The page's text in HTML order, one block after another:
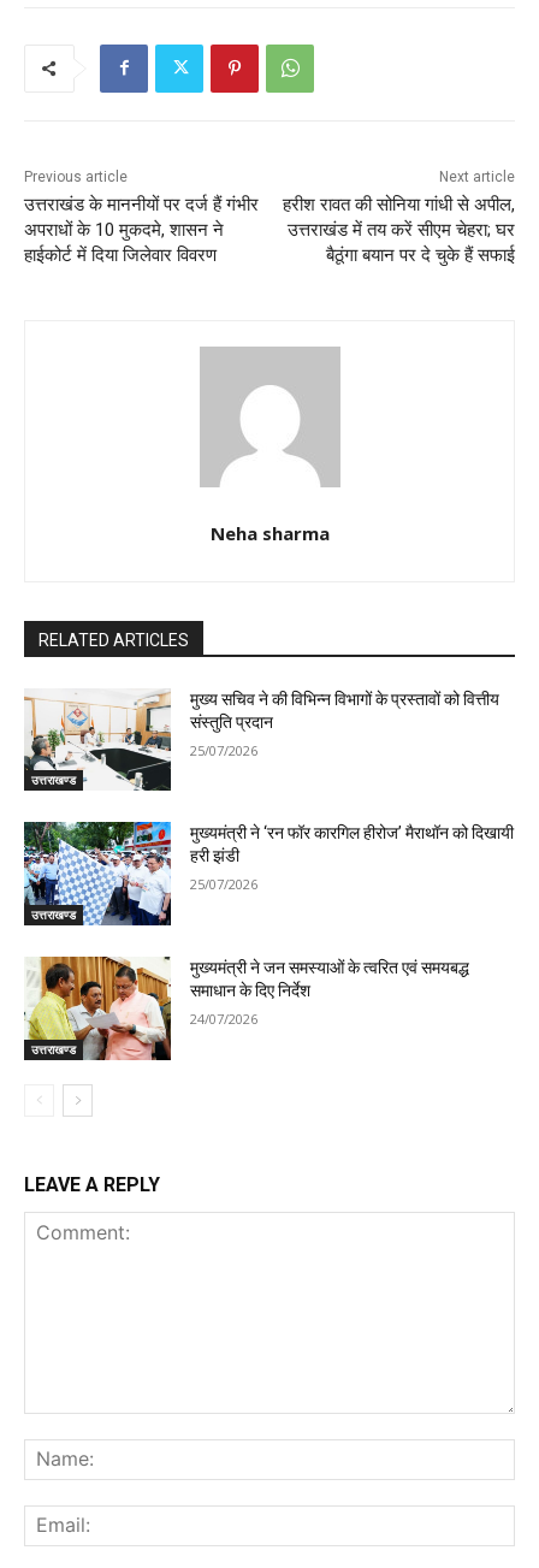
k
A
p
Previous article
उत्तराखंड के माननीयों पर दर्ज हैं गंभीर
अपराधों के 10 मुकदमे, शासन ने
हाईकोर्ट में दिया जिलेवार विवरण
Next article
हरीश रावत की सोनिया गांधी से अपील,
उत्तराखंड में तय करें सीएम चेहरा; घर
बैठूंगा बयान पर दे चुके हैं सफाई
Neha sharma
RELATED ARTICLES
उत्तराखण्ड
मुख्य सचिव ने की विभिन्न विभागों के प्रस्तावों को वित्तीय
संस्तुति प्रदान
25/07/2026
उत्तराखण्ड
मुख्यमंत्री ने ‘रन फॉर कारगिल हीरोज’ मैराथॉन को दिखायी
हरी झंडी
25/07/2026
उत्तराखण्ड
मुख्यमंत्री ने जन समस्याओं के त्वरित एवं समयबद्ध
समाधान के दिए निर्देश
24/07/2026
LEAVE A REPLY